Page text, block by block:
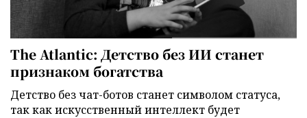
The Atlantic: Детство без ИИ станет
признаком богатства
Детство без чат-ботов станет символом статуса,
так как искусственный интеллект будет